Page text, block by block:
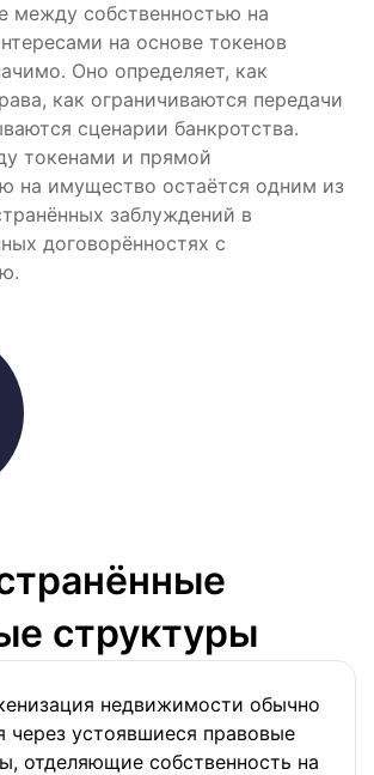
между собственностью на
на основе токенов
Оно определяет, как
как ограничиваются передачи
сценарии банкротства.
токенами и прямой
на имущество остаётся одним из
заблуждений в
договорённостях с
структуры
недвижимости обычно
через устоявшиеся правовые
отделяющие собственность на